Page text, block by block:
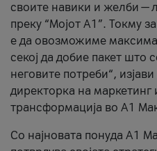
своите навики и желби —
преку “Мојот А1”. Токму
е да овозможиме
секој да добие пакет што
неговите потреби“,
директорка на маркетинг
трансформација во А1
Со најновата понуда А1